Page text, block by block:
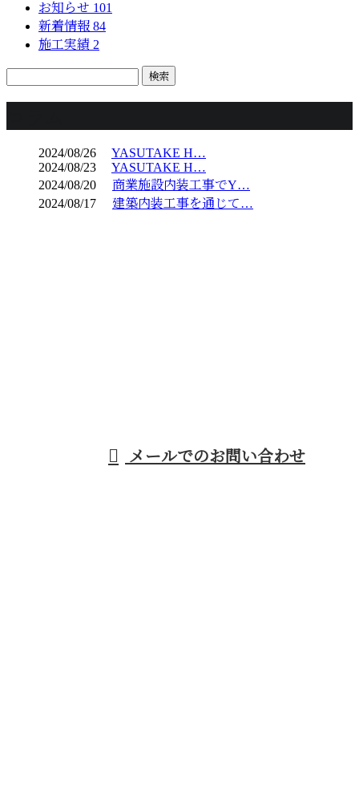
お知らせ 101
新着情報 84
施工実績 2
2024/08/26
YASUTAKE H…
2024/08/23
YASUTAKE H…
2024/08/20
商業施設内装工事でY…
2024/08/17
建築内装工事を通じて…
メールでのお問い合わせ